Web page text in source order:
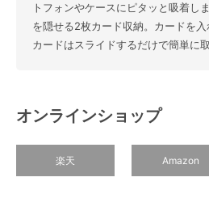
トフォンやケースにピタッと吸着し
を隠せる2枚カード収納。カードを入
カードはスライドするだけで簡単に
オンラインショップ
楽天 Amazon